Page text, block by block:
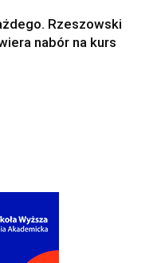
Rzeszowski
nabór na kurs